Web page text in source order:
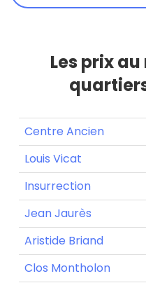
Les prix
Centre Ancien
Louis Vicat
Insurrection
Jean Jaurès
Aristide Briand
Clos Montholon